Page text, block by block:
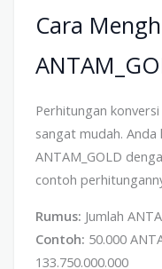
Cara
Perhitungan
sangat mudah. Anda
ANTAM_GOLD
contoh
Rumus: Jumlah
Contoh: 50.000
133.750.000.000